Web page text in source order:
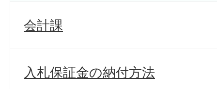
会計課
入札保証金の納付方法